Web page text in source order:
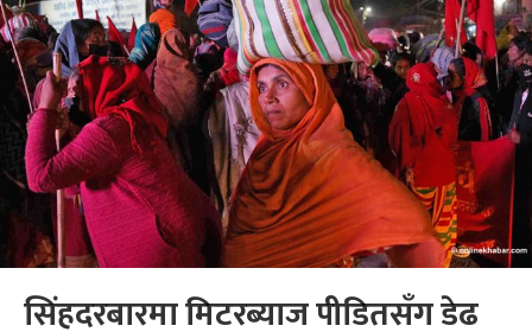
सिंहदरबारमा मिटरब्याज पीडितसँग डेढ